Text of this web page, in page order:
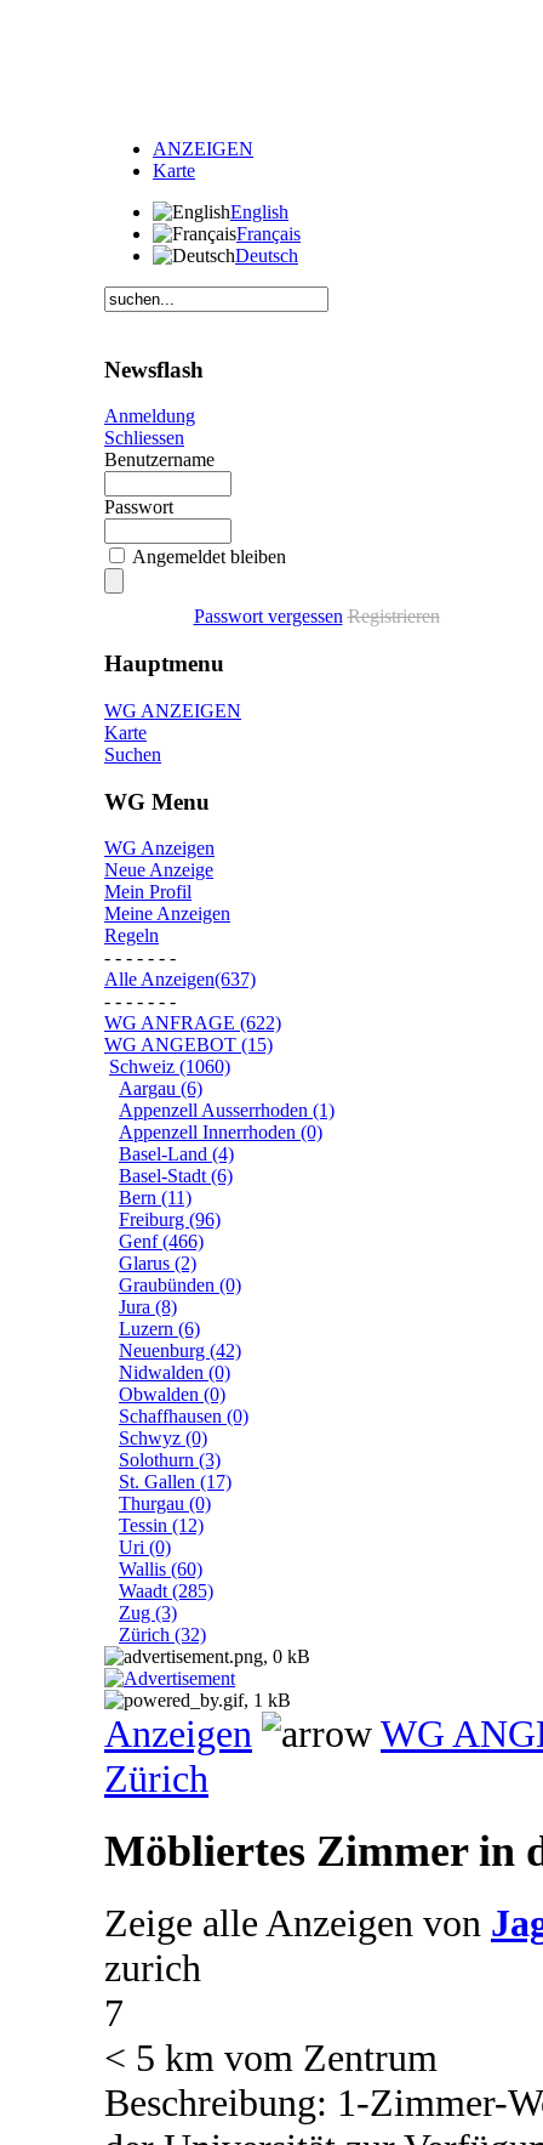
ANZEIGEN
Karte
English
Français
Deutsch
Newsflash
Anmeldung
Schliessen
Benutzername
Passwort
Angemeldet bleiben
Passwort vergessen Registrieren
Hauptmenu
WG ANZEIGEN
Karte
Suchen
WG Menu
WG Anzeigen
Neue Anzeige
Mein Profil
Meine Anzeigen
Regeln
- - - - - - -
Alle Anzeigen(637)
- - - - - - -
WG ANFRAGE (622)
WG ANGEBOT (15)
Schweiz (1060)
Aargau (6)
Appenzell Ausserrhoden (1)
Appenzell Innerrhoden (0)
Basel-Land (4)
Basel-Stadt (6)
Bern (11)
Freiburg (96)
Genf (466)
Glarus (2)
Graubünden (0)
Jura (8)
Luzern (6)
Neuenburg (42)
Nidwalden (0)
Obwalden (0)
Schaffhausen (0)
Schwyz (0)
Solothurn (3)
St. Gallen (17)
Thurgau (0)
Tessin (12)
Uri (0)
Wallis (60)
Waadt (285)
Zug (3)
Zürich (32)
Anzeigen
WG
Zürich
Möbliertes Zimmer in
Zeige alle Anzeigen von
zurich
7
< 5 km vom Zentrum
Beschreibung: 1-Zimmer-